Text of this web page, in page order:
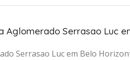
Aglomerado Serrasao Luc
Serrasao Luc em Belo